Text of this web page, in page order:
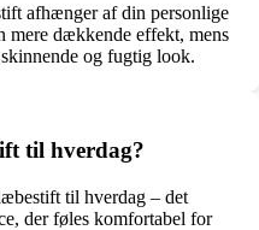
afhænger af din personlige
mere dækkende effekt, mens
og fugtig look.
til hverdag?
til hverdag – det
der føles komfortabel for